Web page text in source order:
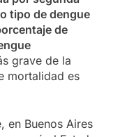
tipo de dengue
de
grave de la
mortalidad es
en Buenos Aires